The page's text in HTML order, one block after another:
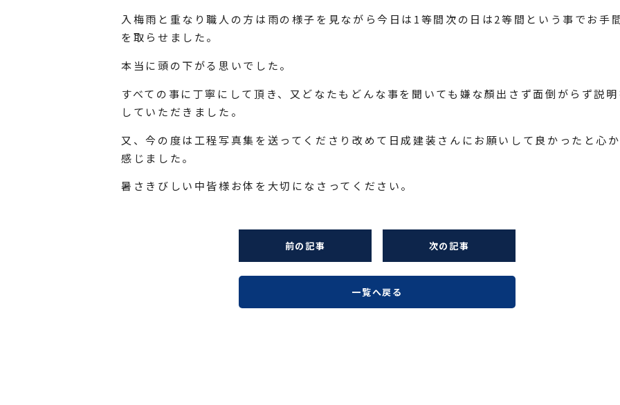
入梅雨と重なり職人の方は雨の様子を見ながら今日は1等間次の日は2等間という事でお手
を取らせました。
本当に頭の下がる思いでした。
すべての事に丁寧にして頂き、又どなたもどんな事を聞いても嫌な顏出さず面倒がらず説
していただきました。
又、今の度は工程写真集を送ってくださり改めて日成建装さんにお願いして良かったと心
感じました。
暑さきびしい中皆様お体を大切になさってください。
前の記事 次の記事
一覧へ戻る